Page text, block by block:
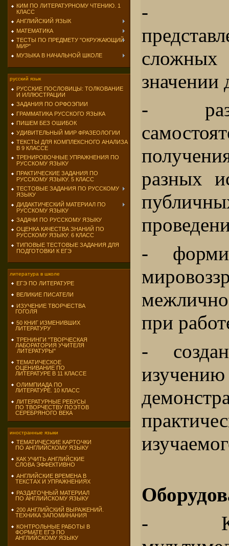
КИМ ПО ЛИТЕРАТУРНОМУ ЧТЕНИЮ. 1
КЛАСС
АНГЛИЙСКИЙ ЯЗЫК
МАТЕМАТИКА
ТЕСТЫ ПО ПРЕДМЕТУ "ОКРУЖАЮЩИЙ
МИР"
МУЗЫКА В НАЧАЛЬНОЙ ШКОЛЕ
русский язык
РУССКИЕ ПОСЛОВИЦЫ: ТОЛКОВАНИЕ
И ИЛЛЮСТРАЦИИ
ЗАДАНИЯ ПО ОРФОЭПИИ
ГРАММАТИКА РУССКОГО ЯЗЫКА
ПИШЕМ БЕЗ ОШИБОК
УДИВИТЕЛЬНЫЙ МИР ФРАЗЕОЛОГИИ
ТЕКСТЫ ДЛЯ КОМПЛЕКСНОГО АНАЛИЗА
В 9 КЛАССЕ
ТРЕНИРОВОЧНЫЕ УПРАЖНЕНИЯ ПО
РУССКОМУ ЯЗЫКУ
ПРАКТИЧЕСКИЕ ЗАДАНИЯ ПО
РУССКОМУ ЯЗЫКУ. 5 КЛАСС
ТЕСТОВЫЕ ЗАДАНИЯ ПО РУССКОМУ
ЯЗЫКУ
ДИДАКТИЧЕСКИЙ МАТЕРИАЛ ПО
РУССКОМУ ЯЗЫКУ
ЗАДАЧИ ПО РУССКОМУ ЯЗЫКУ
ОЦЕНКА КАЧЕСТВА ЗНАНИЙ ПО
РУССКОМУ ЯЗЫКУ. 6 КЛАСС
ТИПОВЫЕ ТЕСТОВЫЕ ЗАДАНИЯ ДЛЯ
ПОДГОТОВКИ К ЕГЭ
литература в школе
ЕГЭ ПО ЛИТЕРАТУРЕ
ВЕЛИКИЕ ПИСАТЕЛИ
ИЗУЧЕНИЕ ТВОРЧЕСТВА
ГОГОЛЯ
50 КНИГ ИЗМЕНИВШИХ
ЛИТЕРАТУРУ
ТРЕНИНГИ "ТВОРЧЕСКАЯ
ЛАБОРАТОРИЯ УЧИТЕЛЯ
ЛИТЕРАТУРЫ"
ТЕМАТИЧЕСКОЕ
ОЦЕНИВАНИЕ ПО
ЛИТЕРАТУРЕ В 11 КЛАССЕ
ОЛИМПИАДА ПО
ЛИТЕРАТУРЕ. 10 КЛАСС
ЛИТЕРАТУРНЫЕ РЕБУСЫ
ПО ТВОРЧЕСТВУ ПОЭТОВ
СЕРЕБРЯНОГО ВЕКА
иностранные языки
ТЕМАТИЧЕСКИЕ КАРТОЧКИ
ПО АНГЛИЙСКОМУ ЯЗЫКУ
КАК УЧИТЬ АНГЛИЙСКИЕ
СЛОВА ЭФФЕКТИВНО
АНГЛИЙСКИЕ ВРЕМЕНА В
ТЕКСТАХ И УПРАЖНЕНИЯХ
РАЗДАТОЧНЫЙ МАТЕРИАЛ
ПО АНГЛИЙСКОМУ ЯЗЫКУ
200 АНГЛИЙСКИЙ ВЫРАЖЕНИЙ.
ТЕХНИКА ЗАПОМИНАНИЯ
КОНТРОЛЬНЫЕ РАБОТЫ В
ФОРМАТЕ ЕГЭ ПО
АНГЛИЙСКОМУ ЯЗЫКУ
-
значении
-
разных
-
при
-
-